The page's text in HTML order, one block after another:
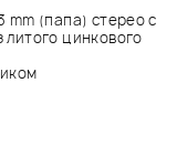
mm (папа) стерео с
цинкового